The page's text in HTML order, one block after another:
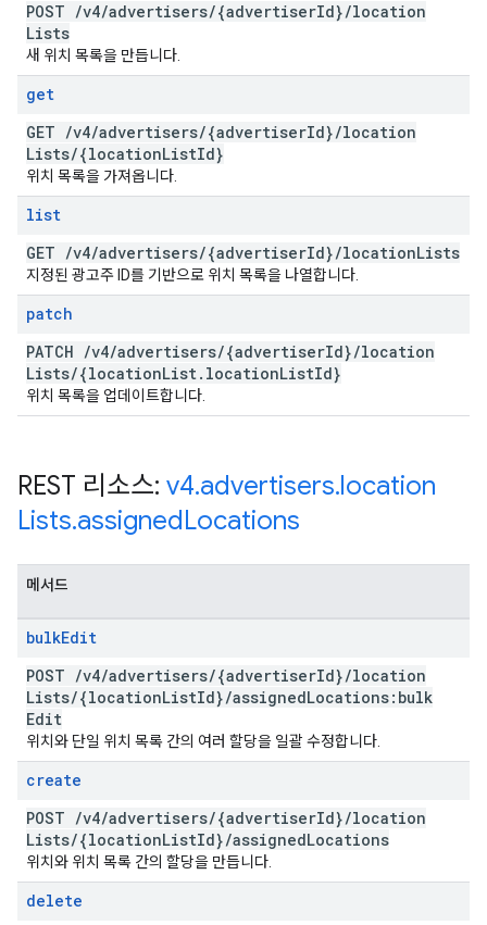
POST /v4/advertisers/{advertiserId}/location
Lists
새 위치 목록을 만듭니다.
get
GET /v4/advertisers/{advertiserId}/location
Lists/{locationListId}
위치 목록을 가져옵니다.
list
GET /v4/advertisers/{advertiserId}/locationLists
지정된 광고주 ID를 기반으로 위치 목록을 나열합니다.
patch
PATCH /v4/advertisers/{advertiserId}/location
Lists/{locationList. locationListId}
위치 목록을 업데이트합니다.
REST 리소스: v4.advertisers.location
Lists.assignedLocations
메서드
bulkEdit
POST /v4/advertisers/{advertiserId}/location
Lists/{locationListId}/assignedLocations:bulk
Edit
위치와 단일 위치 목록 간의 여러 할당을 일괄 수정합니다.
create
POST /v4/advertisers/{advertiserId}/location
Lists/{locationListId}/assignedLocations
위치와 위치 목록 간의 할당을 만듭니다.
delete